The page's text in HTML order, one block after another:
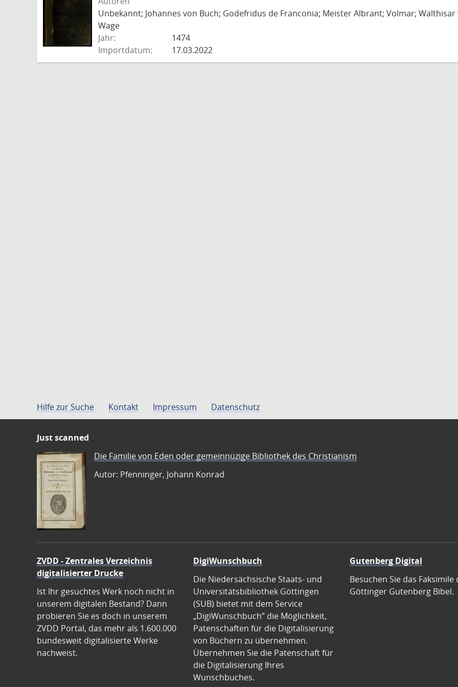
Unbekannt; Johannes von Buch; Godefridus de Franconia; Meister Albrant; Volmar;
Wage
Jahr:
1474
Importdatum:
17.03.2022
Hilfe zur Suche Kontakt Impressum Datenschutz
Just scanned
Die Familie von Eden oder gemeinnüzige Bibliothek des Christianism
Autor: Pfenninger, Johann Konrad
ZVDD - Zentrales Verzeichnis
digitalisierter Drucke
Ist Ihr gesuchtes Werk noch nicht in
unserem digitalen Bestand? Dann
probieren Sie es doch in unserem
ZVDD Portal, das mehr als 1.600.000
bundesweit digitalisierte Werke
nachweist.
DigiWunschbuch
Die Niedersächsische Staats- und
Universitätsbibliothek Göttingen
(SUB) bietet mit dem Service
„DigiWunschbuch” die Möglichkeit,
Patenschaften für die Digitalisierung
von Büchern zu übernehmen.
Übernehmen Sie die Patenschaft für
die Digitalisierung Ihres
Wunschbuches.
Gutenberg Digital
Besuchen Sie das Faksimile
Göttinger Gutenberg Bibel.